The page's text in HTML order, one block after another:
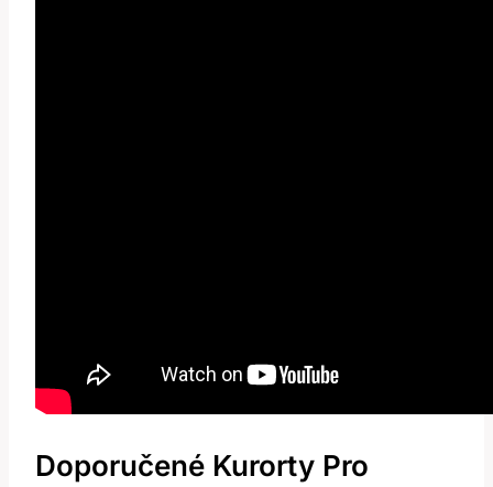
Doporučené Kurorty Pro